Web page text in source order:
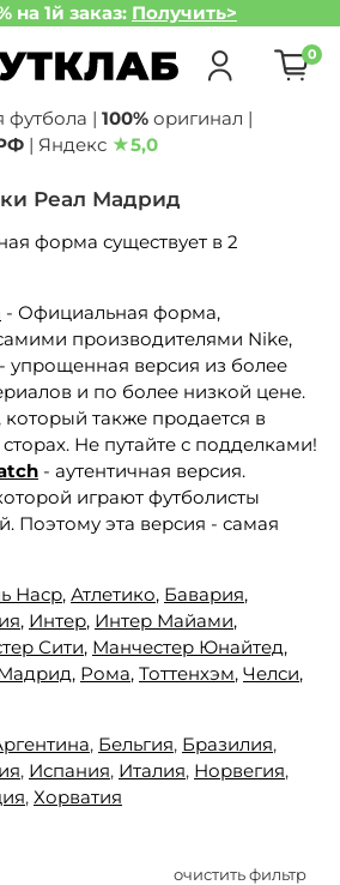
на 1й заказ: Получить>
0
футбола | 100% оригинал |
| Яндекс ★5,0
Реал Мадрид
форма существует в 2
- Официальная форма,
производителями Nike,
упрощенная версия из более
и по более низкой цене.
также продается в
Не путайте с подделками!
- аутентичная версия.
играют футболисты
Поэтому эта версия - самая
Наср, Атлетико, Бавария,
, Интер, Интер Майами,
Сити, Манчестер Юнайтед,
, Рома, Тоттенхэм, Челси,
, Бельгия, Бразилия,
, Испания, Италия, Норвегия,
, Хорватия
очистить фильтр